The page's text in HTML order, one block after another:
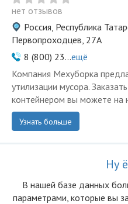
нет отзывов
Россия, Республика
Первопроходцев, 27А
8 (800) 23...ещё
Компания Мехуборка
утилизации мусора.
контейнером вы можете на
Узнать больше
Ну
В нашей базе данных
параметрами, которые вы